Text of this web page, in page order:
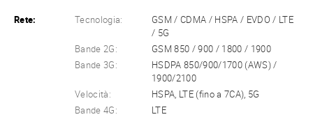
Rete: Tecnologia:
GSM / CDMA / HSPA / EVDO / LTE
/ 5G
Bande 2G:
GSM 850 / 900 / 1800 / 1900
Bande 3G:
HSDPA 850/900/1700 (AWS) /
1900/2100
Velocità:
HSPA, LTE (fino a 7CA), 5G
Bande 4G:
LTE